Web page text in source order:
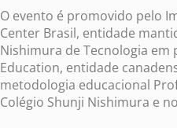
O evento é promovido pelo
Center Brasil, entidade
Nishimura de Tecnologia em
Education, entidade
metodologia educacional
Colégio Shunji Nishimura e